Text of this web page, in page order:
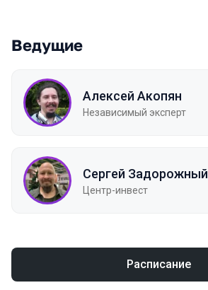
Ведущие
Алексей Акопян
Независимый эксперт
Сергей Задорожный
Центр-инвест
Расписание